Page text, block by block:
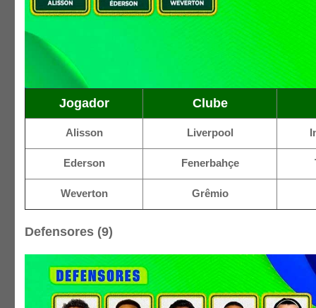
Jogador Clube
Alisson Liverpool
Ederson Fenerbahçe
Weverton Grêmio
Defensores (9)